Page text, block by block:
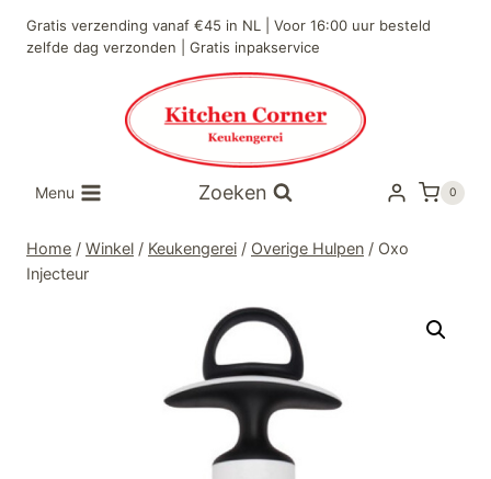
naar
Gratis verzending vanaf €45 in NL | Voor 16:00 uur besteld
zelfde dag verzonden | Gratis inpakservice
Menu Zoeken 0
Home / Winkel / Keukengerei / Overige Hulpen / Oxo
Injecteur